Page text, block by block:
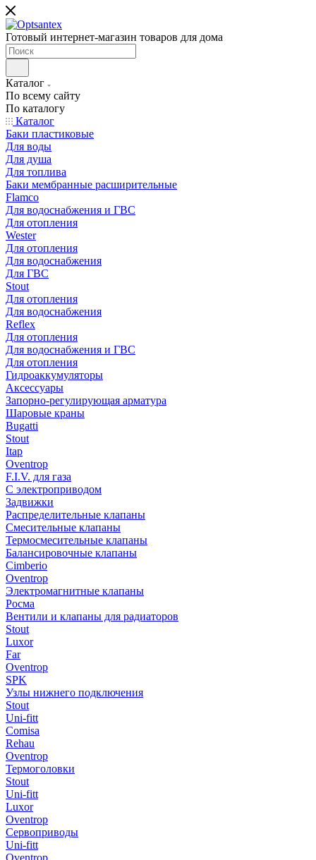
Готовый интернет-магазин товаров для дома
Каталог
По всему сайту
По каталогу
Каталог
Баки пластиковые
Для воды
Для душа
Для топлива
Баки мембранные расширительные
Flamco
Для водоснабжения и ГВС
Для отопления
Wester
Для отопления
Для водоснабжения
Для ГВС
Stout
Для отопления
Для водоснабжения
Reflex
Для отопления
Для водоснабжения и ГВС
Для отопления
Гидроаккумуляторы
Аксессуары
Запорно-регулирующая арматура
Шаровые краны
Bugatti
Stout
Itap
Oventrop
F.I.V. для газа
С электроприводом
Задвижки
Распределительные клапаны
Cмесительные клапаны
Термосмесительные клапаны
Балансировочные клапаны
Cimberio
Oventrop
Электромагнитные клапаны
Росма
Вентили и клапаны для радиаторов
Stout
Luxor
Far
Oventrop
SPK
Узлы нижнего подключения
Stout
Uni-fitt
Comisa
Rehau
Oventrop
Термоголовки
Stout
Uni-fitt
Luxor
Oventrop
Сервоприводы
Uni-fitt
Oventrop